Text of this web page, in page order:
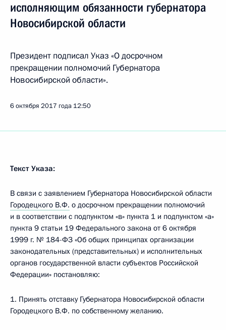
исполняющим обязанности губернатора
Новосибирской области
Президент подписал Указ «О досрочном
прекращении полномочий Губернатора
Новосибирской области».
6 октября 2017 года 12:50
Текст Указа:
В связи с заявлением Губернатора Новосибирской области
Городецкого В.Ф. о досрочном прекращении полномочий
и в соответствии с подпунктом «в» пункта 1 и подпунктом «а»
пункта 9 статьи 19 Федерального закона от 6 октября
1999 г. № 184-ФЗ «Об общих принципах организации
законодательных (представительных) и исполнительных
органов государственной власти субъектов Российской
Федерации» постановляю:
1. Принять отставку Губернатора Новосибирской области
Городецкого В.Ф. по собственному желанию.